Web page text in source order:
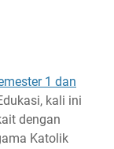
1 dan
kali ini
dengan
Katolik